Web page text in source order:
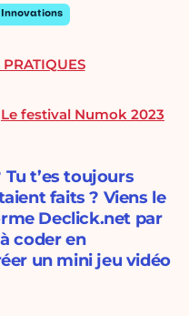
Innovations
Le festival Numok 2023
t’es toujours
faits ? Viens le
Declick.net par
coder en
un mini jeu vidéo